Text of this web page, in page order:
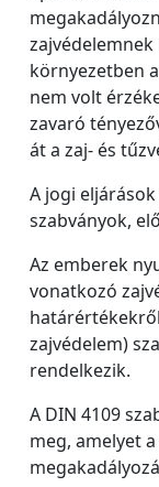
környezetben
nem volt
zavaró
át a zaj- és
A jogi
szabványok,
Az emberek
vonatkozó
zajvédelem)
rendelkezik.
A DIN 4109
meg, amelyet